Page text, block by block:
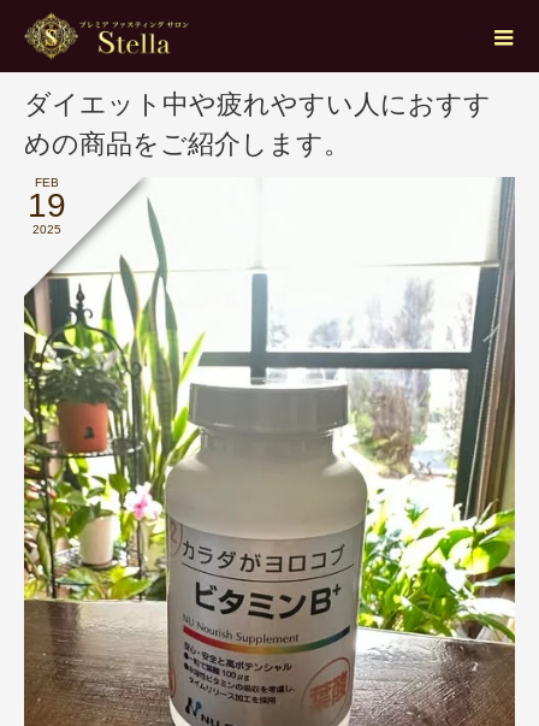
ブログ 健康
ダイエット中や疲れやすい人におすす
めの商品をご紹介します。
FEB
19
2025